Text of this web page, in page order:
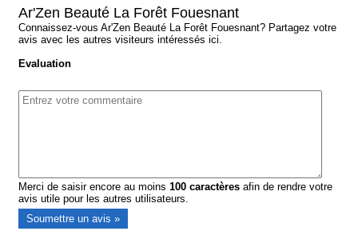
Ar'Zen Beauté La Forêt Fouesnant
Connaissez-vous Ar'Zen Beauté La Forêt Fouesnant? Partagez votre
avis avec les autres visiteurs intéressés ici.
Evaluation
Merci de saisir encore au moins100 caractères afin de rendre votre
avis utile pour les autres utilisateurs.